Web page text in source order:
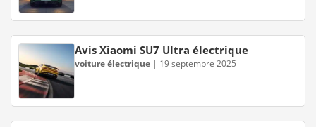
Avis Xiaomi SU7 Ultra électrique
voiture électrique | 19 septembre 2025